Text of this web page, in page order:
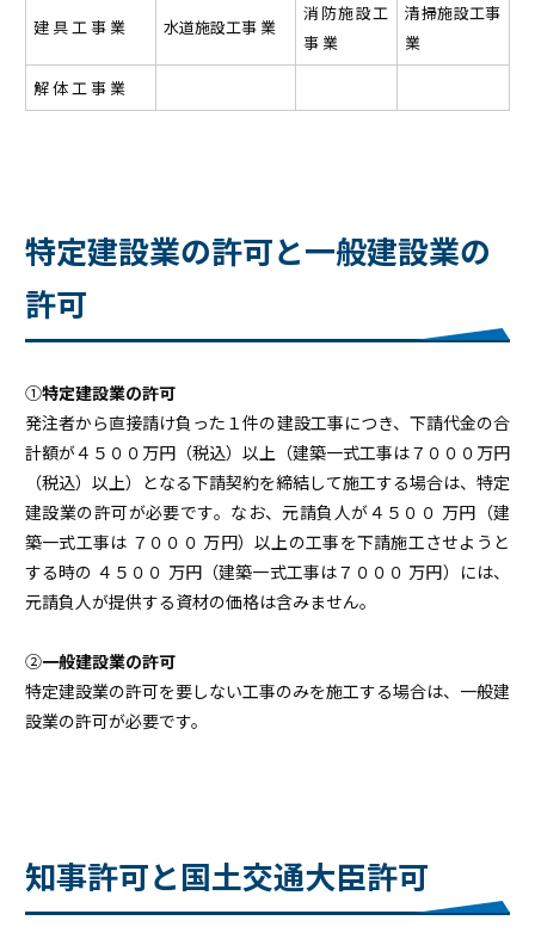
建 具 工 事 業 水道施設工事 業
消防施設工
事 業
清掃施設工事
業
解 体 工 事 業
特定建設業の許可と一般建設業の
許可
①特定建設業の許可
発注者から直接請け負った１件の建設工事につき、下請代金の合
計額が４５００万円（税込）以上（建築一式工事は７０００万円
（税込）以上）となる下請契約を締結して施工する場合は、特定
建設業の許可が必要です。なお、元請負人が４５００ 万円（建
築一式工事は ７０００ 万円）以上の工事を下請施工させようと
する時の ４５００ 万円（建築一式工事は７０００ 万円）には、
元請負人が提供する資材の価格は含みません。
②一般建設業の許可
特定建設業の許可を要しない工事のみを施工する場合は、一般建
設業の許可が必要です。
知事許可と国土交通大臣許可